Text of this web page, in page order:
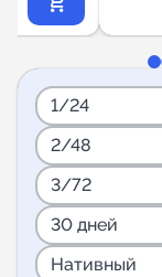
1/24
2/48
3/72
30 дней
Нативный